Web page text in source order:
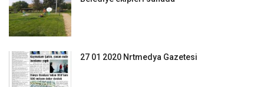
27 01 2020 Nrtmedya Gazetesi